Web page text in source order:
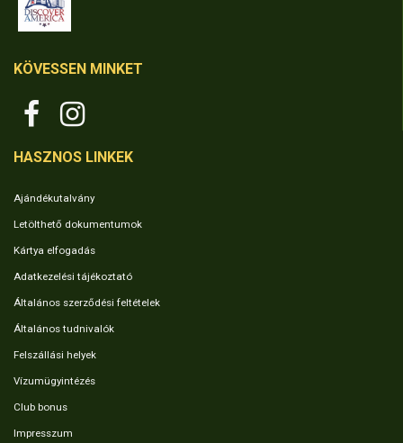
KÖVESSEN MINKET
HASZNOS LINKEK
Ajándékutalvány
Letölthető dokumentumok
Kártya elfogadás
Adatkezelési tájékoztató
Általános szerződési feltételek
Általános tudnivalók
Felszállási helyek
Vízumügyintézés
Club bonus
Impresszum